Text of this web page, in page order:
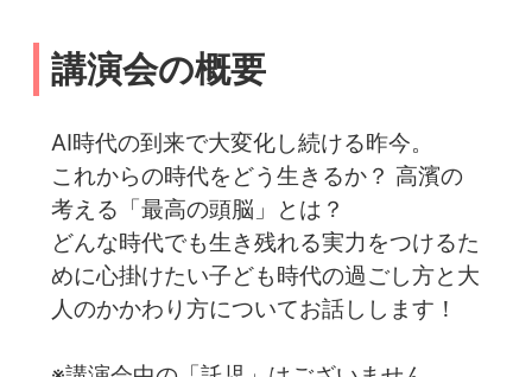
講演会の概要
AI時代の到来で大変化し続ける昨今。
これからの時代をどう生きるか？ 高濱の
考える「最高の頭脳」とは？
どんな時代でも生き残れる実力をつけるた
めに心掛けたい子ども時代の過ごし方と大
人のかかわり方についてお話しします！